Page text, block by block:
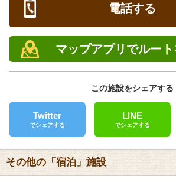
0800-805-7197
FAX
バリアフリー
送迎サービス
※料金やサービス提供内容等の詳細につい
合せください。
定
シ
ー
ズ
オン
シー
ズン
オフ
シー
ズン
て
全10
あ
た
棟
不可
チェックイン 16:00 チェックアウト 11:00
館内設備
ントースター、ケトル、冷蔵庫、掃除機、
機、衣類乾燥機、無線LAN。
調理器具・食器類完備 ※調味料・食材な
シャンプー、コンディショナー、ボディソ
ル、バスタオル、歯ブラシ、カミソリ、綿
電話する
マップアプリでルー
この施設をシェアする
Twitter
でシェアする
LINE
でシェアする
その他の「宿泊」施設